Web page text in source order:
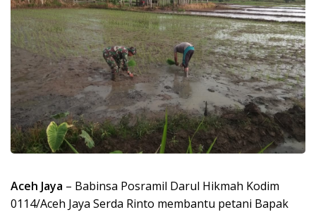
Aceh Jaya – Babinsa Posramil Darul Hikmah Kodim
0114/Aceh Jaya Serda Rinto membantu petani Bapak